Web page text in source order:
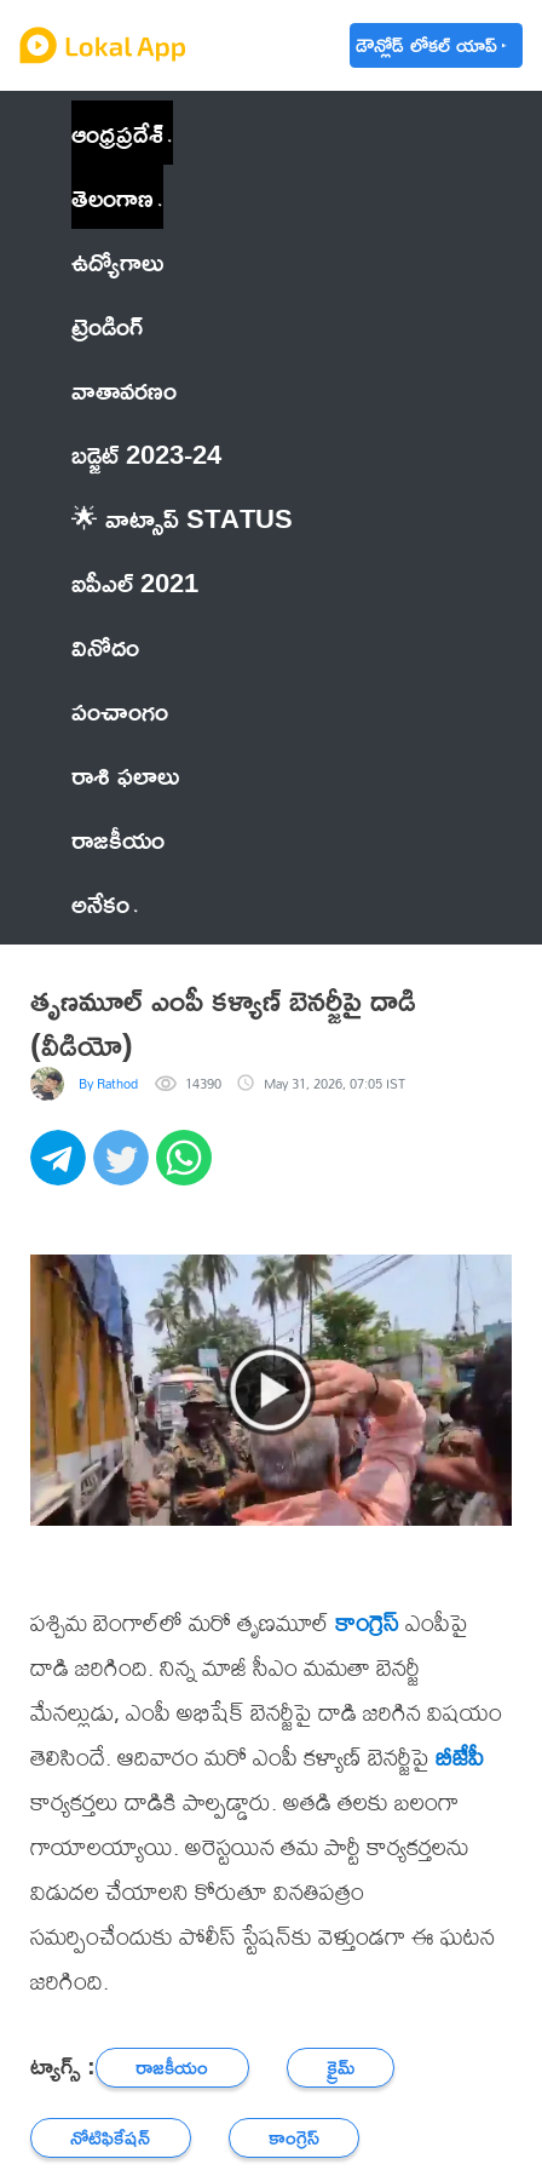
డౌన్లోడ్ లోకల్ యాప్
ఆంధ్రప్రదేశ్
తెలంగాణ
ఉద్యోగాలు
ట్రెండింగ్
వాతావరణం
బడ్జెట్ 2023-24
🌟 వాట్సాప్ STATUS
ఐపీఎల్ 2021
వినోదం
పంచాంగం
రాశి ఫలాలు
రాజకీయం
అనేకం
తృణమూల్ ఎంపీ కళ్యాణ్ బెనర్జీపై దాడి
(వీడియో)
By Rathod 14390 May 31, 2026, 07:05 IST
పశ్చిమ బెంగాల్‌లో మరో తృణమూల్కాంగ్రెస్ఎంపీపై
దాడి జరిగింది. నిన్న మాజీ సీఎం మమతా బెనర్జీ
మేనల్లుడు, ఎంపీ అభిషేక్ బెనర్జీపై దాడి జరిగిన విషయం
తెలిసిందే. ఆదివారం మరో ఎంపీ కళ్యాణ్ బెనర్జీపైబీజేపీ
కార్యకర్తలు దాడికి పాల్పడ్డారు. అతడి తలకు బలంగా
గాయాలయ్యాయి. అరెస్టయిన తమ పార్టీ కార్యకర్తలను
విడుదల చేయాలని కోరుతూ వినతిపత్రం
సమర్పించేందుకు పోలీస్ స్టేషన్‌కు వెళ్తుండగా ఈ ఘటన
జరిగింది.
ట్యాగ్స్ : రాజకీయం
క్రైమ్
నోటిఫికేషన్
కాంగ్రెస్